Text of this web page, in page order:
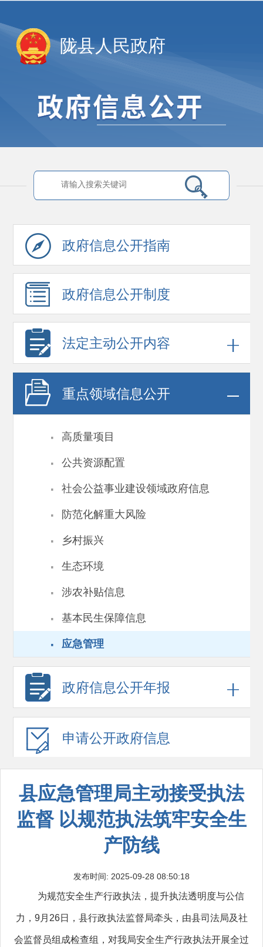
陇县人民政府
政府信息公开指南
政府信息公开制度
法定主动公开内容
重点领域信息公开
· 高质量项目
· 公共资源配置
· 社会公益事业建设领域政府信息
· 防范化解重大风险
· 乡村振兴
· 生态环境
· 涉农补贴信息
· 基本民生保障信息
· 应急管理
政府信息公开年报
申请公开政府信息
县应急管理局主动接受执法
监督 以规范执法筑牢安全生
产防线
发布时间: 2025-09-28 08:50:18
为规范安全生产行政执法，提升执法透明度与公信
力，9月26日，县行政执法监督局牵头，由县司法局及社
会监督员组成检查组，对我局安全生产行政执法开展全过